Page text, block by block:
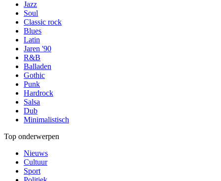
Jazz
Soul
Classic rock
Blues
Latin
Jaren '90
R&B
Balladen
Gothic
Punk
Hardrock
Salsa
Dub
Minimalistisch
Top onderwerpen
Nieuws
Cultuur
Sport